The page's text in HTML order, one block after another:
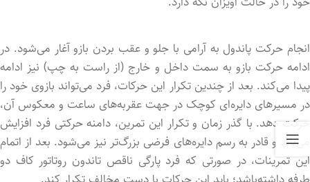
انجام حرکت پاندول به آرامی با جلو و عقب بردن بازو آغار می‌شود. در
ادامه حرکت بازو به سمت داخل و خارج (از راست به چپ) نیز ادامه
پیدا می‌کند. بعد از چندین تکرار این حرکات، فرد می‌تواند بازوی خود را
در مسیر‌های دایره‌ای کوچک در جهت عقربه‌های ساعت و معکوس آن،
حرکت دهد. با گذر زمان و تکرار این تمرین، دامنه حرکتی فرد افزایش
می‌یابد و قادر به رسم دایره‌های فرضی بزرگ‌تر نیز می‌شود. بعد از اتمام
این تمرینات، در صورتی که فرد پارگی ناقص تاندون روتاتور کاف دو